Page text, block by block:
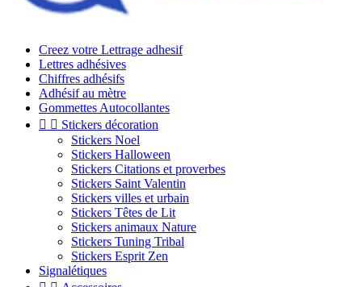
Creez votre Lettrage adhesif
Lettres adhésives
Chiffres adhésifs
Adhésif au mètre
Gommettes Autocollantes
  Stickers décoration
Stickers Noel
Stickers Halloween
Stickers Citations et proverbes
Stickers Saint Valentin
Stickers villes et urbain
Stickers Têtes de Lit
Stickers animaux Nature
Stickers Tuning Tribal
Stickers Esprit Zen
Signalétiques